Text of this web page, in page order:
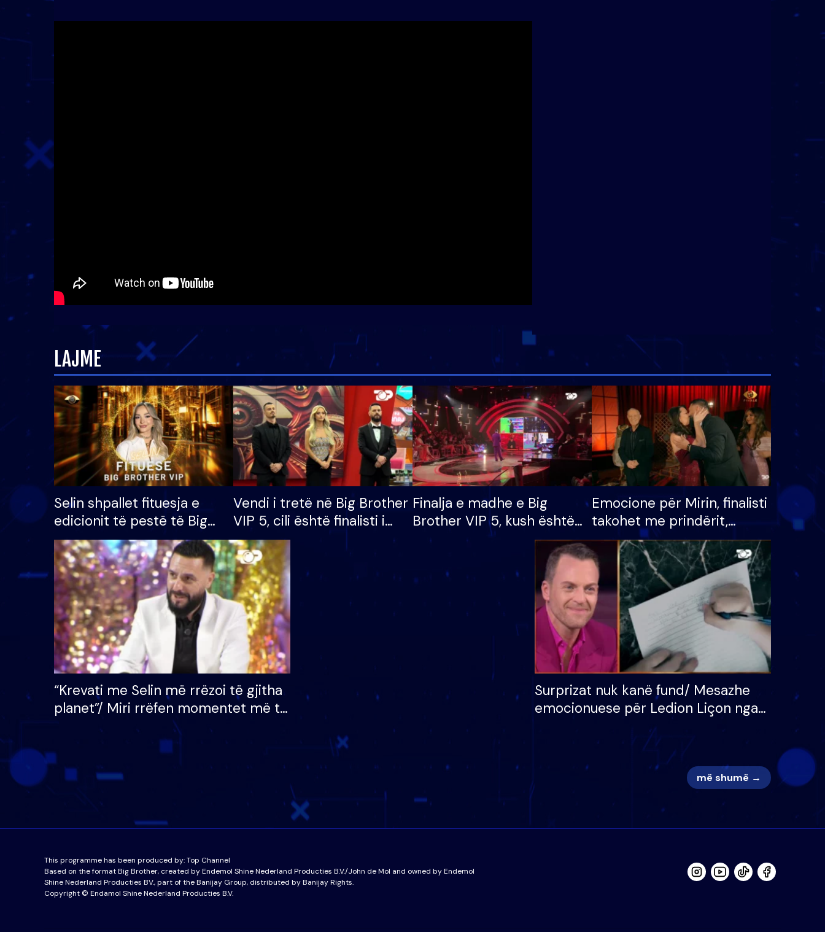
LAJME
Selin shpallet fituesja e
edicionit të pestë të Big
Brother VIP, rrëmben
çmimin e madh prej 100
mijë eurosh
Vendi i tretë në Big Brother
VIP 5, cili është finalisti i
radhës që lë shtëpinë
Finalja e madhe e Big
Brother VIP 5, kush është
banori i parë që lë shtëpinë
dhe humb mundësinë për
të fituar çmimin e madh
Emocione për Mirin, finalisti
takohet me prindërit,
vajzën dhe bashkëshorten:
S’kemi ndonjë letër divorci
apo jo?
“Krevati me Selin më rrëzoi të gjitha
planet”/ Miri rrëfen momentet më të
bukura në shtëpinë e BB VIP: Do më
mungojë zilja e mëngjesit kur…
Surprizat nuk kanë fund/ Mesazhe
emocionuese për Ledion Liçon nga
nëna dhe fëmijët e tij, moderatori
nuk i mban dot lotët: Nuk meritoj…
më shumë →
This programme has been produced by:Top Channel
Based on the format Big Brother, created by Endemol Shine Nederland Producties B.V./John de Mol and owned by Endemol
Shine Nederland Producties BV., part of the Banijay Group, distributed by Banijay Rights.
Copyright © Endamol Shine Nederland Producties B.V.